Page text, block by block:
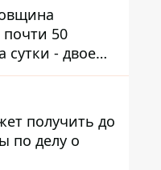
почти 50
сутки - двое
получить до
по делу о